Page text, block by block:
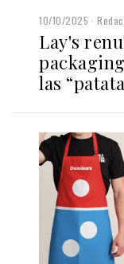
10/10/2025
Lay's
las